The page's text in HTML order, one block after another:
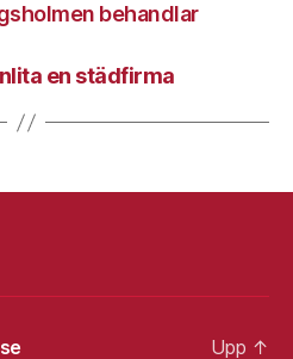
behandlar
en städfirma
Upp ↑